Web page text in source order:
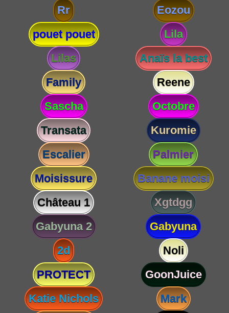
Rr
Eozou
pouet pouet
Lila
Lilas
Anaïs la best
Family
Reene
Sascha
Octobre
Transata
Kuromie
Escalier
Palmier
Moisissure
Banane moisi
Château 1
Xgtdgg
Gabyuna 2
Gabyuna
2d
Noli
PROTECT
GoonJuice
Katie Nichols
Mark